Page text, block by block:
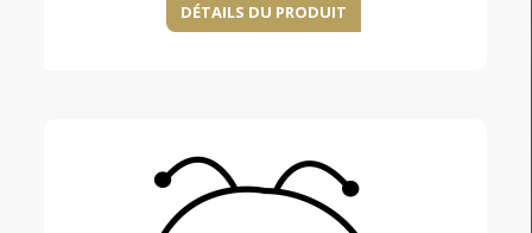
DÉTAILS DU PRODUIT